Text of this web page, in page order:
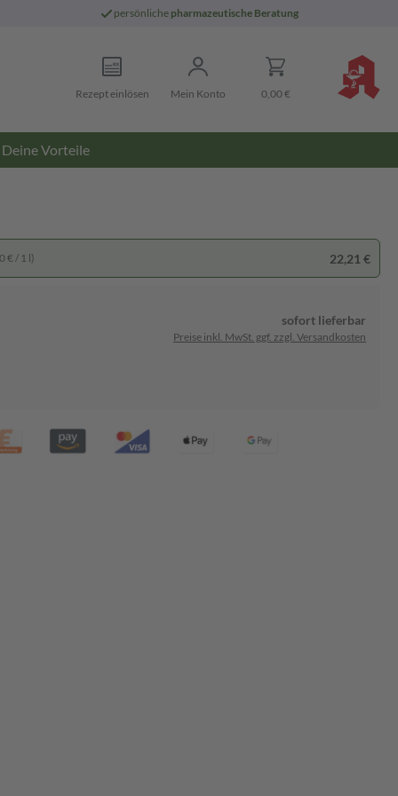
persönliche pharmazeutische Beratung
Rezept einlösen Mein Konto 0,00 €
Deine Vorteile
€ / 1 l) 22,21 €
sofort lieferbar
Preise inkl. MwSt. ggf. zzgl. Versandkosten